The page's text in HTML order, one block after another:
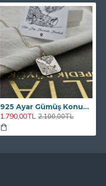
925 Ayar Gümüş Konum Kolye
1.790,00TL 2.100,00TL